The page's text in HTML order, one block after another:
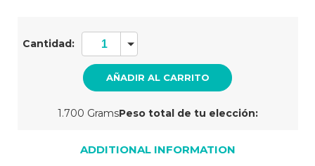
actual
existencias:
Cantidad:
1.700 GramsPeso total de tu elección:
ADDITIONAL INFORMATION